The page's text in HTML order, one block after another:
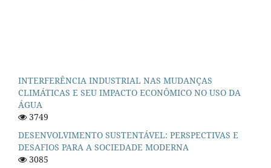
INTERFERÊNCIA INDUSTRIAL NAS MUDANÇAS
CLIMÁTICAS E SEU IMPACTO ECONÔMICO NO USO DA
ÁGUA
3749
DESENVOLVIMENTO SUSTENTÁVEL: PERSPECTIVAS E
DESAFIOS PARA A SOCIEDADE MODERNA
3085